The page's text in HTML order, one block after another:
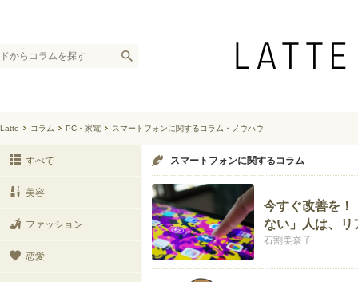
Latte コラム PC・家電 スマートフォンに関するコラム・ノウハウ
すべて
美容
ファッション
恋愛
スマートフォンに関するコラム
今すぐ改善を！
ない」人は、リ
石割美奈子